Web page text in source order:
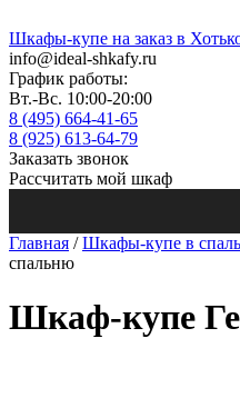
Шкафы-купе на заказ в
info@ideal-shkafy.ru
График работы:
Вт.-Вс. 10:00-20:00
8 (495) 664-41-65
8 (925) 613-64-79
Заказать звонок
Рассчитать мой шкаф
Главная /Шкафы-купе в
спальню
Шкаф-купе